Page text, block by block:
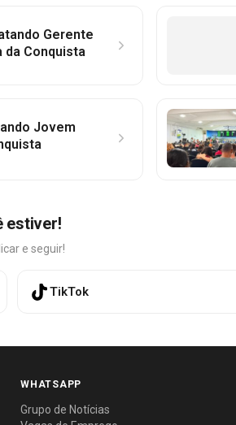
Gerente
da Conquista
Jovem
estiver!
e seguir!
TikTok
WHATSAPP
Grupo de Notícias